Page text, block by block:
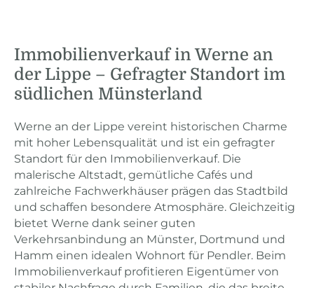
Immobilienverkauf in Werne an
der Lippe – Gefragter Standort im
südlichen Münsterland
Werne an der Lippe vereint historischen Charme
mit hoher Lebensqualität und ist ein gefragter
Standort für den Immobilienverkauf. Die
malerische Altstadt, gemütliche Cafés und
zahlreiche Fachwerkhäuser prägen das Stadtbild
und schaffen besondere Atmosphäre. Gleichzeitig
bietet Werne dank seiner guten
Verkehrsanbindung an Münster, Dortmund und
Hamm einen idealen Wohnort für Pendler. Beim
Immobilienverkauf profitieren Eigentümer von